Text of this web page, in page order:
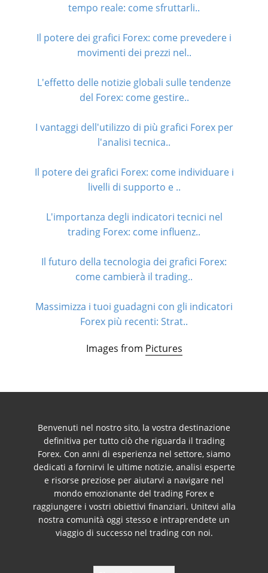
tempo reale: come sfruttarli..
Il potere dei grafici Forex: come prevedere i
movimenti dei prezzi nel..
L'effetto delle notizie globali sulle tendenze
del Forex: come gestire..
I vantaggi dell'utilizzo di più grafici Forex per
l'analisi tecnica..
Il potere dei grafici Forex: come individuare i
livelli di supporto e ..
L'importanza degli indicatori tecnici nel
trading Forex: come influenz..
Il futuro della tecnologia dei grafici Forex:
come cambierà il trading..
Massimizza i tuoi guadagni con gli indicatori
Forex più recenti: Strat..
Images from Pictures
Benvenuti nel nostro sito, la vostra destinazione
definitiva per tutto ciò che riguarda il trading
Forex. Con anni di esperienza nel settore, siamo
dedicati a fornirvi le ultime notizie, analisi esperte
e risorse preziose per aiutarvi a navigare nel
mondo emozionante del trading Forex e
raggiungere i vostri obiettivi finanziari. Unitevi alla
nostra comunità oggi stesso e intraprendete un
viaggio di successo nel trading con noi.